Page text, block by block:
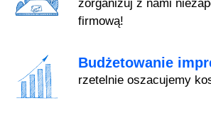
zorganizuj z nami
firmową!
Budżetowanie
rzetelnie oszacujemy